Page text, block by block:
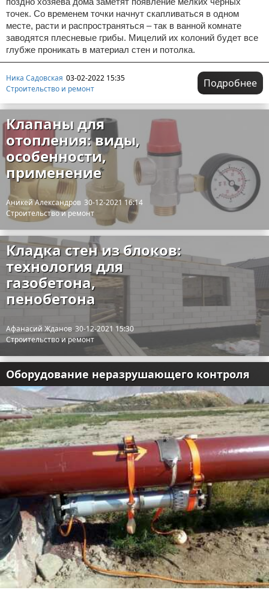
точек. Со временем точки начнут скапливаться в одном
месте, расти и распространяться – так в ванной комнате
заводятся плесневые грибы. Мицелий их колоний будет все
глубже проникать в материал стен и потолка.
Ника Садовская 03-02-2022 15:35
Строительство и ремонт
Подробнее
Клапаны для
отопления: виды,
особенности,
применение
Аникей Александров 30-12-2021 16:14
Строительство и ремонт
Кладка стен из блоков:
технология для
газобетона,
пенобетона
Афанасий Жданов 30-12-2021 15:30
Строительство и ремонт
Оборудование неразрушающего контроля